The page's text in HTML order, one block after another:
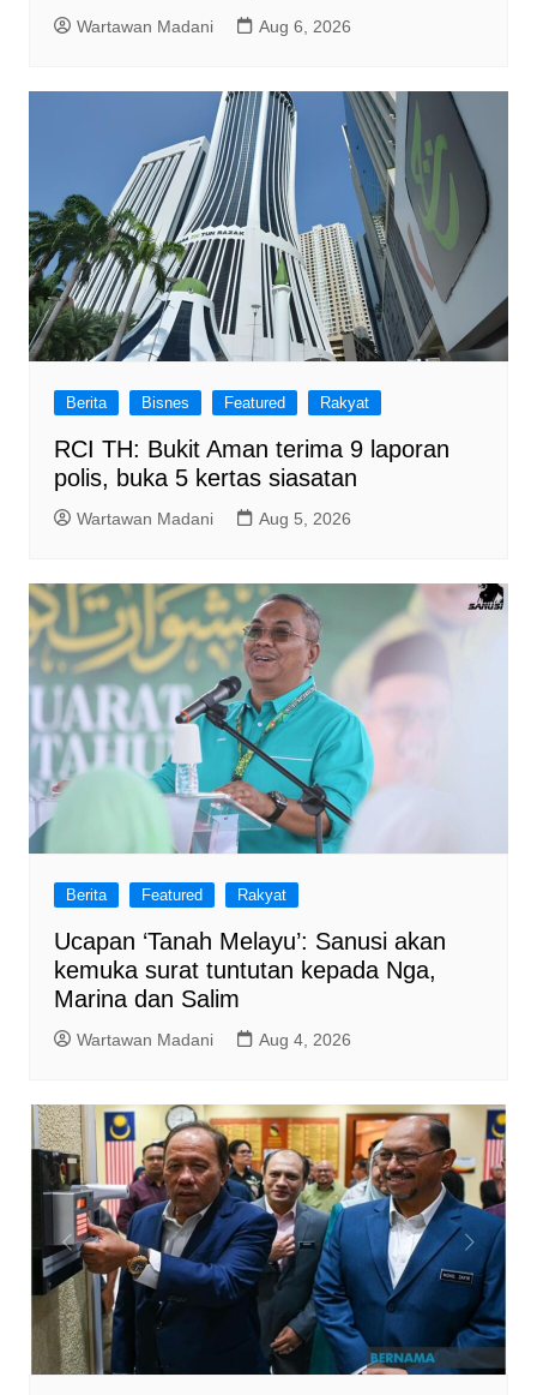
Wartawan Madani Aug 6, 2026
Berita Bisnes Featured Rakyat
RCI TH: Bukit Aman terima 9 laporan
polis, buka 5 kertas siasatan
Wartawan Madani Aug 5, 2026
Berita Featured Rakyat
Ucapan ‘Tanah Melayu’: Sanusi akan
kemuka surat tuntutan kepada Nga,
Marina dan Salim
Wartawan Madani Aug 4, 2026